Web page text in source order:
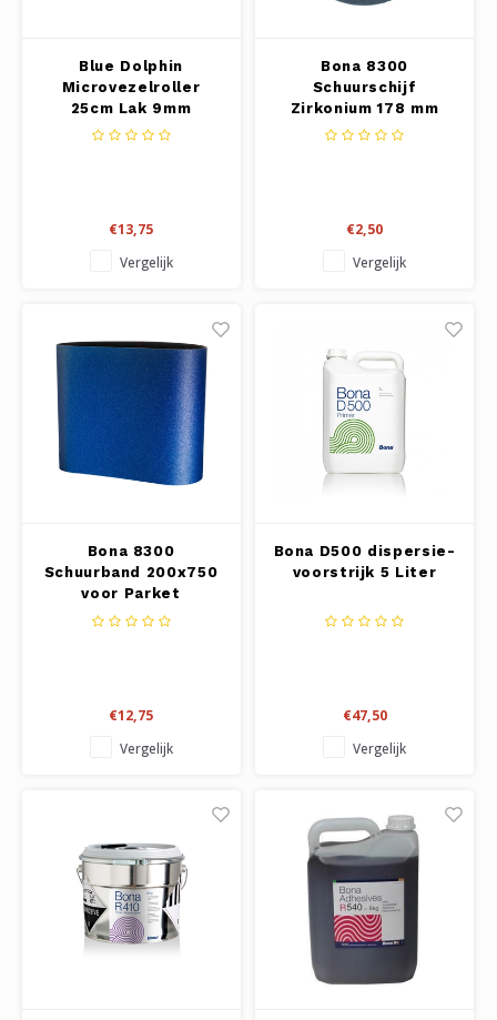
Blue Dolphin
Microvezelroller
25cm Lak 9mm
€13,75
Vergelijk
Bona 8300
Schuurschijf
Zirkonium 178 mm
€2,50
Vergelijk
Bona 8300
Schuurband 200x750
voor Parket
€12,75
Vergelijk
Bona D500 dispersie-
voorstrijk 5 Liter
€47,50
Vergelijk